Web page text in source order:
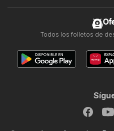
Todos los folletos de